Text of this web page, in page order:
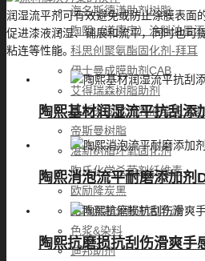
海名斯德谦助剂树脂
陶熙（道康宁）涂料油墨
科思创聚氨酯固化剂-拜耳
伊士曼成膜助剂CAB
艾得瑞森树脂助剂
巴斯夫固化剂乳液埃夫卡
帝斯曼树脂
湛新树脂环氧固化剂
陶氏化学杀菌剂纤维素
欧励隆炭黑
路博润超分散剂和乳液
色浆&染料
迪邦助剂
润湿流平剂可有效避免或防止涂膜表面
促进漆液润湿、铺展和流平，同时也可
粘连等性能。
陶熙基材润湿流平抗刮添
陶熙消泡流平耐磨添加剂
陶熙抗磨损抗刮伤滑爽手